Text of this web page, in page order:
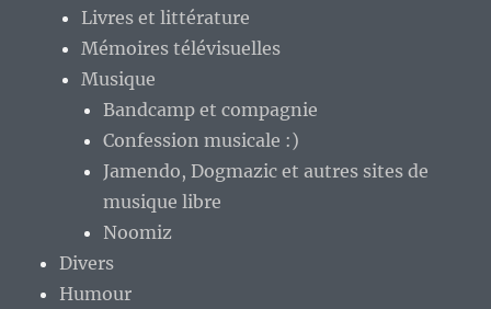
Livres et littérature
Mémoires télévisuelles
Musique
Bandcamp et compagnie
Confession musicale :)
Jamendo, Dogmazic et autres sites de
musique libre
Noomiz
Divers
Humour